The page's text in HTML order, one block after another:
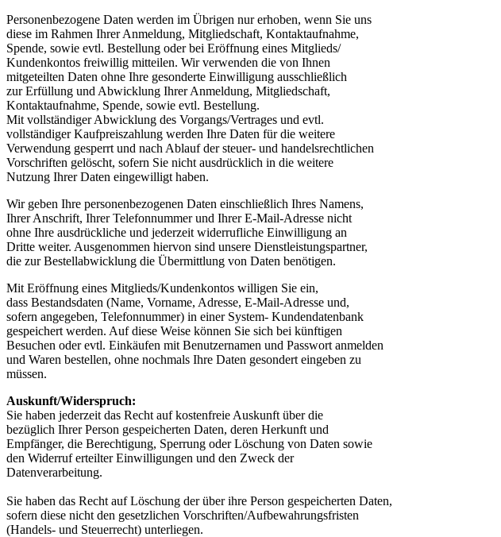
Personenbezogene Daten werden im Übrigen nur erhoben, wenn Sie uns
diese im Rahmen Ihrer Anmeldung, Mitgliedschaft, Kontaktaufnahme,
Spende, sowie evtl. Bestellung oder bei Eröffnung eines Mitglieds/
Kundenkontos freiwillig mitteilen. Wir verwenden die von Ihnen
mitgeteilten Daten ohne Ihre gesonderte Einwilligung ausschließlich
zur Erfüllung und Abwicklung Ihrer Anmeldung, Mitgliedschaft,
Kontaktaufnahme, Spende, sowie evtl. Bestellung.
Mit vollständiger Abwicklung des Vorgangs/Vertrages und evtl.
vollständiger Kaufpreiszahlung werden Ihre Daten für die weitere
Verwendung gesperrt und nach Ablauf der steuer- und handelsrechtlichen
Vorschriften gelöscht, sofern Sie nicht ausdrücklich in die weitere
Nutzung Ihrer Daten eingewilligt haben.
Wir geben Ihre personenbezogenen Daten einschließlich Ihres Namens,
Ihrer Anschrift, Ihrer Telefonnummer und Ihrer E-Mail-Adresse nicht
ohne Ihre ausdrückliche und jederzeit widerrufliche Einwilligung an
Dritte weiter. Ausgenommen hiervon sind unsere Dienstleistungspartner,
die zur Bestellabwicklung die Übermittlung von Daten benötigen.
Mit Eröffnung eines Mitglieds/Kundenkontos willigen Sie ein,
dass Bestandsdaten (Name, Vorname, Adresse, E-Mail-Adresse und,
sofern angegeben, Telefonnummer) in einer System- Kundendatenbank
gespeichert werden. Auf diese Weise können Sie sich bei künftigen
Besuchen oder evtl. Einkäufen mit Benutzernamen und Passwort anmelden
und Waren bestellen, ohne nochmals Ihre Daten gesondert eingeben zu
müssen.
Auskunft/Widerspruch:
Sie haben jederzeit das Recht auf kostenfreie Auskunft über die
bezüglich Ihrer Person gespeicherten Daten, deren Herkunft und
Empfänger, die Berechtigung, Sperrung oder Löschung von Daten sowie
den Widerruf erteilter Einwilligungen und den Zweck der
Datenverarbeitung.
Sie haben das Recht auf Löschung der über ihre Person gespeicherten Daten,
sofern diese nicht den gesetzlichen Vorschriften/Aufbewahrungsfristen
(Handels- und Steuerrecht) unterliegen.